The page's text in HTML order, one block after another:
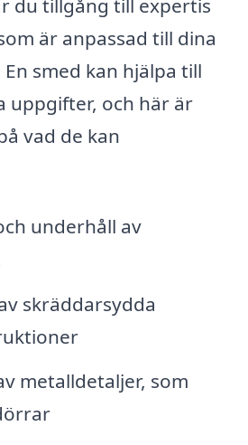
du tillgång till expertis
är anpassad till dina
smed kan hjälpa till
uppgifter, och här är
vad de kan
underhåll av
skräddarsydda
metalldetaljer, som